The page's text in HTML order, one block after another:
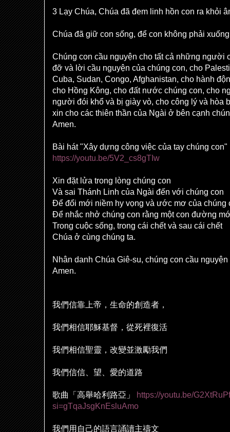
3 Lạy Chúa, Chúa đã đem linh hồn con ra khỏi
Chúa đã giữ con sống, để con không phải
Chúng con cầu nguyện cho tất cả những người
đỡ và lời cầu nguyện của chúng con, cho
Cuba, Sudan, Congo, Afghanistan, cho hành
cho Hồng Kông, cho đất nước chúng con, cho
người đói khổ và bị giày vò, cho công lý và hòa
xin cho các thiên thần của Ngài ở bên cạnh
Amen.
Bài hát "Xây dựng công việc của tay chúng con"
https://youtu.be/5V2_cs8gTIw
Xin đặt lửa trong lòng chúng con
Và sai Thánh Linh của Ngài đến với chúng con
Để đổi mới niềm hy vọng và ước mơ của chúng
Để nhắc nhở chúng con rằng một con đường
Trong cuộc sống, trong cái chết và sau cái chết
Chúa ở cùng chúng ta.
Nhân danh Chúa Giê-su, chúng con cầu nguyện
Amen.
我們信靠上帝，生命的創造者，
我們相信耶穌基督，從死裡復活
我們相信聖靈，改變並激勵我們
我們信信、望、愛的道路
歌曲「高舉哈利路亞」
https://youtu.be/
si=gTqaJsgKnEsluAmo
我們用自己的語言誦讀主禱文